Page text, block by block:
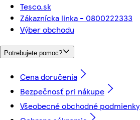
Tesco.sk
Zákaznícka linka - 0800222333
Výber obchodu
Potrebujete pomoc?
Cena doručenia
Bezpečnosť pri nákupe
Všeobecné obchodné podmienky